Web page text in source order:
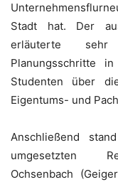
Stadt hat. Der
erläuterte
Planungsschritte
Studenten über
Eigentums- und
Anschließend
umgesetzten
Ochsenbach